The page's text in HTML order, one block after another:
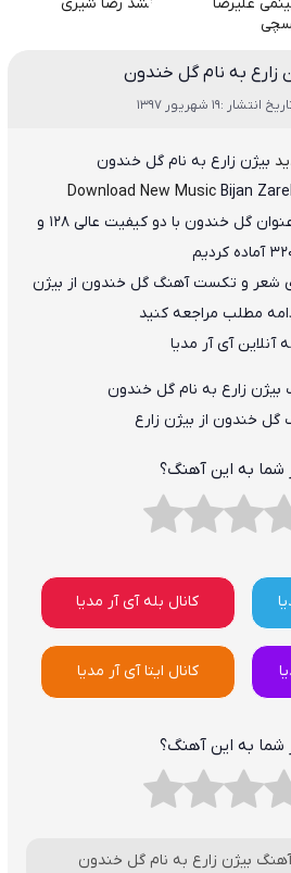
زارع به نام گل خندون
انتشار :19 شهریور 1397
بیژن زارع به نام گل خندون
Download New Music Bijan
گل خندون
با دو کیفیت عالی ۱۲۸ و
آماده کردیم
شعر و تکست آهنگ گل خندون از بیژن
مطلب مراجعه کنید
آنلاین آی آر مدیا
خندون از بیژن زارع
شما به این آهنگ؟
کانال بله آی آر مدیا
کانال ایتا آی آر مدیا
شما به این آهنگ؟
آهنگ بیژن زارع به نام گل خندون